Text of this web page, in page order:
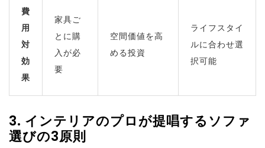
費
用
対
効
果
家具ご
とに購
入が必
要
空間価値を高
める投資
ライフスタイ
ルに合わせ選
択可能
3. インテリアのプロが提唱するソファ
選びの3原則